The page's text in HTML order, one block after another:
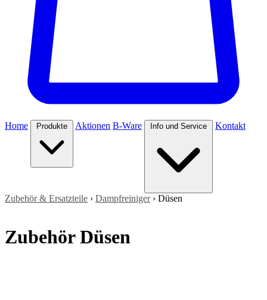
Home Produkte Aktionen B-Ware Info und Service Kontakt
Zubehör & Ersatzteile › Dampfreiniger› Düsen
Zubehör Düsen